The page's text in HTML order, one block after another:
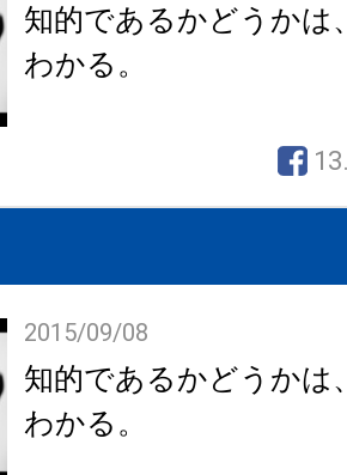
知的であるかどうかは
わかる。
2015/09/08
知的であるかどうかは
わかる。